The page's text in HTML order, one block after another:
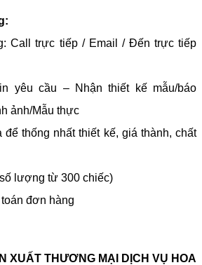
Call trực tiếp / Email / Đến trực tiếp
yêu cầu – Nhận thiết kế mẫu/báo
ảnh/Mẫu thực
thống nhất thiết kế, giá thành, chất
lượng từ 300 chiếc)
đơn hàng
XUẤT THƯƠNG MẠI DỊCH VỤ HOA